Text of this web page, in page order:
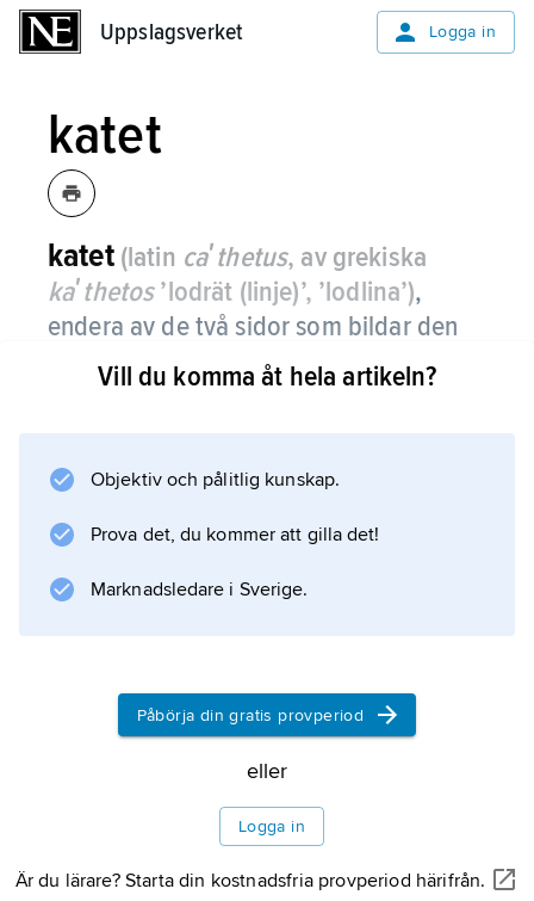
Uppslagsverket Logga in
katet
katet (latin caʹthetus, av grekiska
kaʹthetos’lodrät (linje)’, ’lodlina’),
endera av de två sidor som bildar den
räta vinkeln i en rätvinklig triangel.
Vill du komma åt hela artikeln?
Objektiv och pålitlig kunskap.
Prova det, du kommer att gilla det!
Marknadsledare i Sverige.
Påbörja din gratis provperiod
eller
Logga in
Är du lärare? Starta din kostnadsfria provperiod härifrån.